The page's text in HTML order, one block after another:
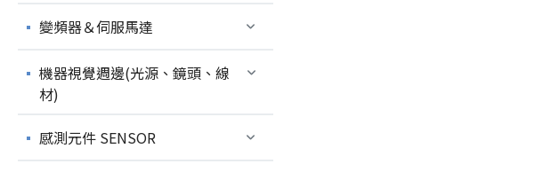
變頻器＆伺服馬達
機器視覺週邊(光源、鏡頭、線
材)
感測元件 SENSOR